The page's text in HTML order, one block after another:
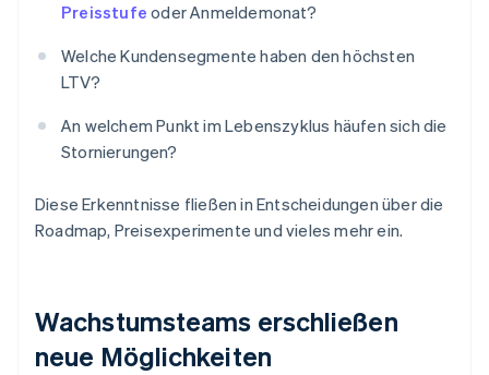
Preisstufe oder Anmeldemonat?
Welche Kundensegmente haben den höchsten
LTV?
An welchem Punkt im Lebenszyklus häufen sich die
Stornierungen?
Diese Erkenntnisse fließen in Entscheidungen über die
Roadmap, Preisexperimente und vieles mehr ein.
Wachstumsteams erschließen
neue Möglichkeiten